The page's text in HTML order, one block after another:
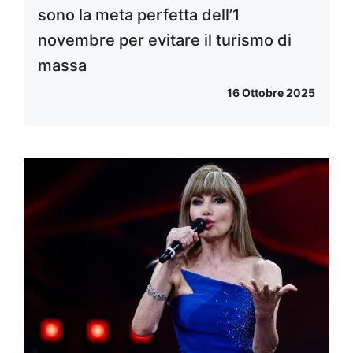
sono la meta perfetta dell’1
novembre per evitare il turismo di
massa
16 Ottobre 2025